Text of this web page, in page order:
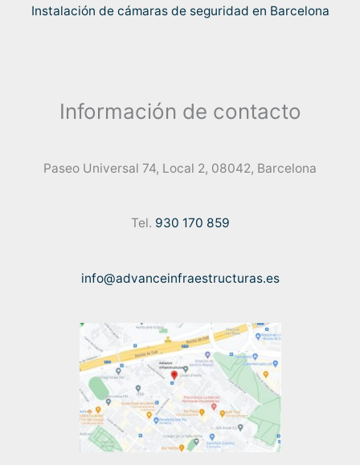
Instalación de cámaras de seguridad en Barcelona
Información de contacto
Paseo Universal 74, Local 2, 08042, Barcelona
Tel. 930 170 859
info@advanceinfraestructuras.es